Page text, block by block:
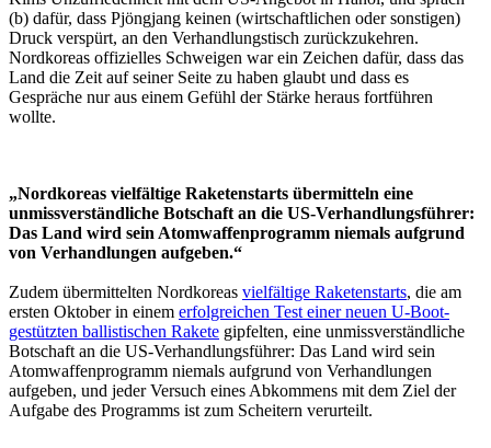
(b) dafür, dass Pjöngjang keinen (wirtschaftlichen oder sonstigen)
Druck verspürt, an den Verhandlungstisch zurückzukehren.
Nordkoreas offizielles Schweigen war ein Zeichen dafür, dass das
Land die Zeit auf seiner Seite zu haben glaubt und dass es
Gespräche nur aus einem Gefühl der Stärke heraus fortführen
wollte.
„Nordkoreas vielfältige Raketenstarts übermitteln eine
unmissverständliche Botschaft an die US-Verhandlungsführer:
Das Land wird sein Atomwaffenprogramm niemals aufgrund
von Verhandlungen aufgeben.“
Zudem übermittelten Nordkoreas vielfältige Raketenstarts, die am
ersten Oktober in einem erfolgreichen Test einer neuen U-Boot-
gestützten ballistischen Rakete gipfelten, eine unmissverständliche
Botschaft an die US-Verhandlungsführer: Das Land wird sein
Atomwaffenprogramm niemals aufgrund von Verhandlungen
aufgeben, und jeder Versuch eines Abkommens mit dem Ziel der
Aufgabe des Programms ist zum Scheitern verurteilt.